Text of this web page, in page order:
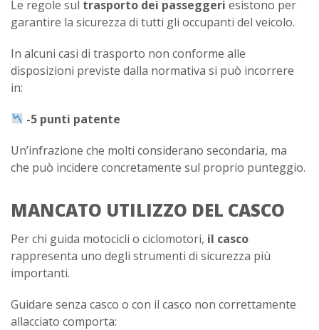
Le regole sul trasporto dei passeggeri esistono per
garantire la sicurezza di tutti gli occupanti del veicolo.
In alcuni casi di trasporto non conforme alle
disposizioni previste dalla normativa si può incorrere
in:
-5 punti patente
Un’infrazione che molti considerano secondaria, ma
che può incidere concretamente sul proprio punteggio.
MANCATO UTILIZZO DEL CASCO
Per chi guida motocicli o ciclomotori, il casco
rappresenta uno degli strumenti di sicurezza più
importanti.
Guidare senza casco o con il casco non correttamente
allacciato comporta: